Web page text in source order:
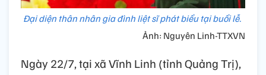
Đại diện thân nhân gia đình liệt sĩ phát biểu tại buổi lễ.
Ảnh: Nguyên Linh-TTXVN
Ngày 22/7, tại xã Vĩnh Linh (tỉnh Quảng Trị),